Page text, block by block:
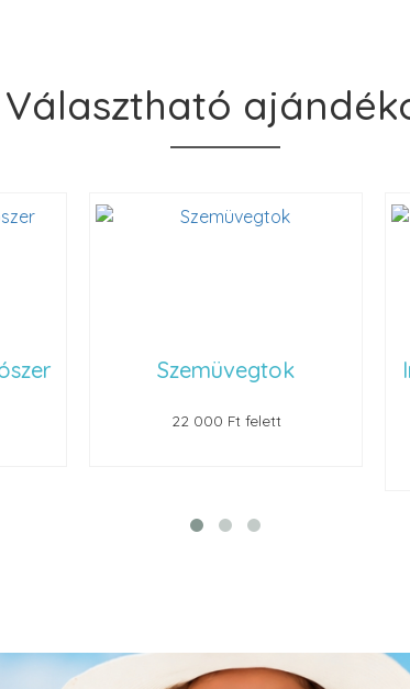
Választható
Ingyenes kontaktlencse
A félévenként ajánlott, de...